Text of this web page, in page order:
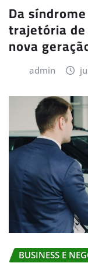
Da
trajetória
nova
admin
BUSINESS E